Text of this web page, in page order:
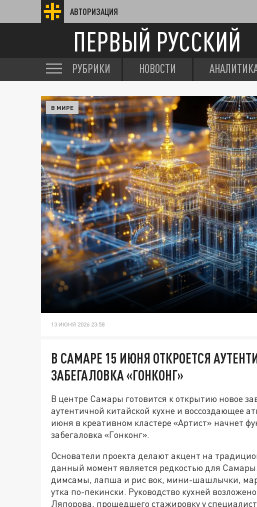
АВТОРИЗАЦИЯ
ПЕРВЫЙ РУССКИЙ
РУБРИКИ НОВОСТИ
В МИРЕ
13 ИЮНЯ 2026 23:58
В САМАРЕ 15 ИЮНЯ ОТКРОЕТСЯ
ЗАБЕГАЛОВКА «ГОНКОНГ»
В центре Самары готовится к открытию новое
аутентичной китайской кухне и воссоздающее
июня в креативном кластере «Артист» начнет
забегаловка «Гонконг».
Основатели проекта делают акцент на
данный момент является редкостью для
димсамы, лапша и рис вок, мини-шашлычки,
утка по-пекински. Руководство кухней
Ляпорова, прошедшего стажировку у